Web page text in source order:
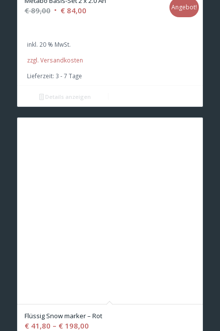
€89,00 Ursprünglicher
€ 89,00
€84,00Aktueller
Angebot!
inkl. 20 % MwSt.
zzgl. Versandkosten
Lieferzeit: 3 - 7 Tage
Details anzeigen
Flüssig Snow marker – Rot
€41,80 – €198,00